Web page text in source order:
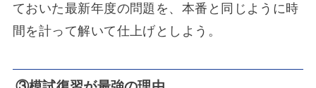
ておいた最新年度の問題を、本番と同じように時
間を計って解いて仕上げとしよう。